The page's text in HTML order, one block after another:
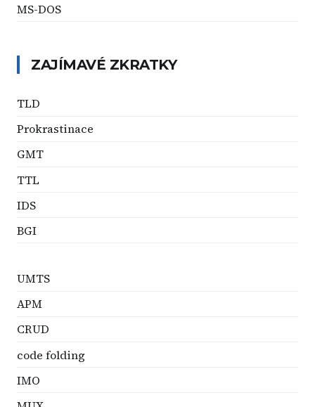
MS-DOS
ZAJÍMAVÉ ZKRATKY
TLD
Prokrastinace
GMT
TTL
IDS
BGI
UMTS
APM
CRUD
code folding
IMO